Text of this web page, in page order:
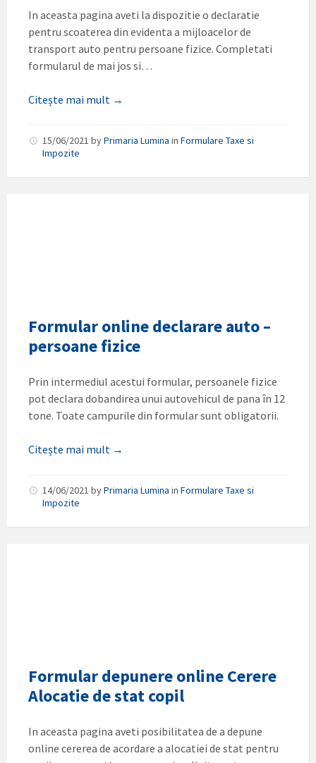
In aceasta pagina aveti la dispozitie o declaratie
pentru scoaterea din evidenta a mijloacelor de
transport auto pentru persoane fizice. Completati
formularul de mai jos si…
Citește mai mult →
15/06/2021 byPrimaria Lumina in Formulare Taxe si
Impozite
Formular online declarare auto –
persoane fizice
Prin intermediul acestui formular, persoanele fizice
pot declara dobandirea unui autovehicul de pana în 12
tone. Toate campurile din formular sunt obligatorii.
Citește mai mult →
14/06/2021 byPrimaria Lumina in Formulare Taxe si
Impozite
Formular depunere online Cerere
Alocatie de stat copil
In aceasta pagina aveti posibilitatea de a depune
online cererea de acordare a alocatiei de stat pentru